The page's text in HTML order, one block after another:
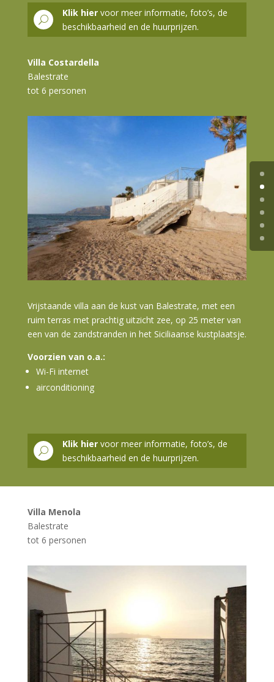
U
Klik hiervoor meer informatie, foto’s, de
beschikbaarheid en de huurprijzen.
Villa Costardella
Balestrate
tot 6 personen
Vrijstaande villa aan de kust van Balestrate, met een
ruim terras met prachtig uitzicht zee, op 25 meter van
een van de zandstranden in het Siciliaanse kustplaatsje.
Voorzien van o.a.:
Wi-Fi internet
airconditioning
U
Klik hiervoor meer informatie, foto’s, de
beschikbaarheid en de huurprijzen.
Villa Menola
Balestrate
tot 6 personen